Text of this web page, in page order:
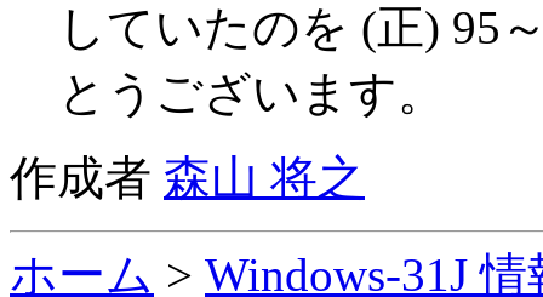
していたのを (正) 95
とうございます。
作成者 森山 将之
ホーム > Windows-31J 情